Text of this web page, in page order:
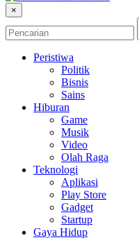
×
Peristiwa
Politik
Bisnis
Sains
Hiburan
Game
Musik
Video
Olah Raga
Teknologi
Aplikasi
Play Store
Gadget
Startup
Gaya Hidup